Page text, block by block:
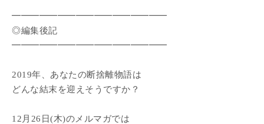
━━━━━━━━━━━━━━━━━
◎編集後記
━━━━━━━━━━━━━━━━━
2019年、あなたの断捨離物語は
どんな結末を迎えそうですか？
12月26日(木)のメルマガでは